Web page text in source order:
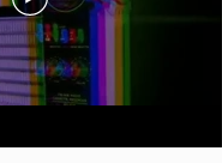
Florida